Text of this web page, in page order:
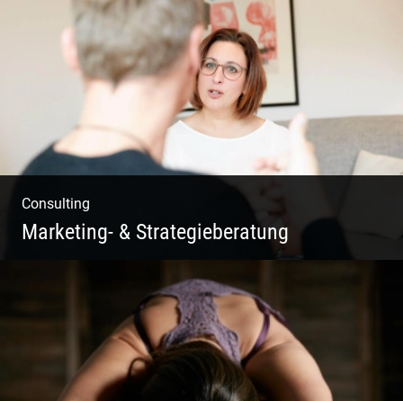
Consulting
Marketing- & Strategieberatung
Deine Produkte oder deine Dienstleistung
auf den Markt bringen!